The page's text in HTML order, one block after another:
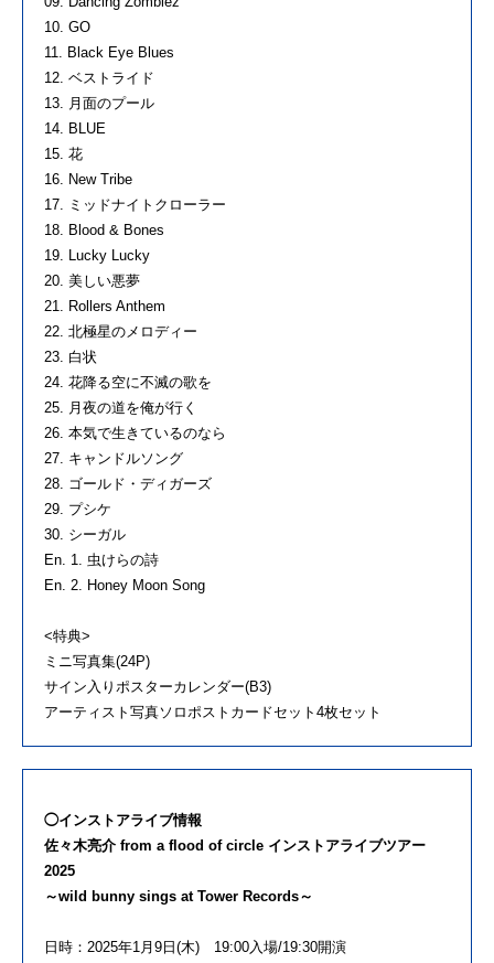
10. GO
11. Black Eye Blues
12. ベストライド
13. 月面のプール
14. BLUE
15. 花
16. New Tribe
17. ミッドナイトクローラー
18. Blood & Bones
19. Lucky Lucky
20. 美しい悪夢
21. Rollers Anthem
22. 北極星のメロディー
23. 白状
24. 花降る空に不滅の歌を
25. 月夜の道を俺が行く
26. 本気で生きているのなら
27. キャンドルソング
28. ゴールド・ディガーズ
29. プシケ
30. シーガル
En. 1. 虫けらの詩
En. 2. Honey Moon Song
<特典>
ミニ写真集(24P)
サイン入りポスターカレンダー(B3)
アーティスト写真ソロポストカードセット4枚セット
◯インストアライブ情報
佐々木亮介 from a flood of circle インストアライブツアー
2025
～wild bunny sings at Tower Records～
日時：2025年1月9日(木) 19:00入場/19:30開演